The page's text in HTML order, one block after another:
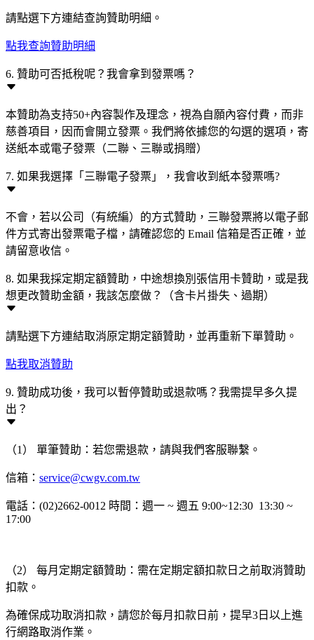
請點選下方連結查詢贊助明細。
點我查詢贊助明細
6. 贊助可否抵稅呢？我會拿到發票嗎？
本贊助為支持50+內容製作及理念，視為自願內容付費，而非
慈善項目，因而會開立發票。我們將依據您的勾選的選項，寄
送紙本或電子發票（二聯、三聯或捐贈）
7. 如果我選擇「三聯電子發票」，我會收到紙本發票嗎?
不會，若以公司（有統編）的方式贊助，三聯發票將以電子郵
件方式寄出發票電子檔，請確認您的 Email 信箱是否正確，並
請留意收信。
8. 如果我採定期定額贊助，中途想換別張信用卡贊助，或是我
想更改贊助金額，我該怎麼做？（含卡片掛失、過期）
請點選下方連結取消原定期定額贊助，並再重新下單贊助。
點我取消贊助
9. 贊助成功後，我可以暫停贊助或退款嗎？我需提早多久提
出？
（1） 單筆贊助：若您需退款，請與我們客服聯繫。
信箱： service@cwgv.com.tw
電話：(02)2662-0012 時間：週一 ~ 週五 9:00~12:30 13:30 ~
17:00
（2） 每月定期定額贊助：需在定期定額扣款日之前取消贊助
扣款。
為確保成功取消扣款，請您於每月扣款日前，提早3日以上進
行網路取消作業。